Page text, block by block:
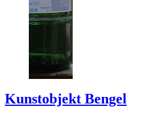
Kunstobjekt Bengel